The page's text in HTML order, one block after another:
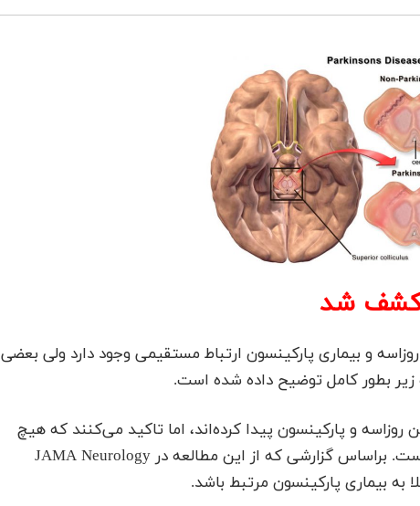
کشف شد
و بیماری پارکینسون ارتباط مستقیمی وجود دارد ولی بعضی
زیر بطور کامل توضیح داده شده است.
روزاسه و پارکینسون پیدا کرده‌اند، اما تاکید می‌کنند که هیچ
رابطه علت و معلولی بین این دو بیماری یافت نشده است. براساس گزارشی که از این مطالعه در JAMA Neurology
به بیماری پارکینسون مرتبط باشد.